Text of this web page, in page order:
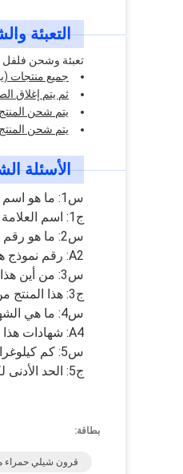
التعبئة
تعبئة وشحن فلفل
جميع منتجات
ثم يتم إغلاق
يتم شحن
يتم شحن
الأسئلة
س1: ما هو اسم العلامة التجارية لهذا المنتج؟
ج1: اسم العلامة التجارية لهذا المنتج هو Yidu Chili.
س2: ما هو رقم نموذج هذا المنتج؟
A2: رقم نموذج هذا المنتج هو New Crop.
س3: من أين هذا المنتج؟
ج3: هذا المنتج من هنان، الصين.
س4: ما هي الشهادات لهذا المنتج؟
A4: شهادات هذا المنتج هي HACCP، ISO، كوشر، MUI.
س5: كم كيلوغرام يمكن طلبها في دفعة واحدة؟
ج5: الحد الأدنى لكمية الطلب لهذا المنتج هو 1 كجم.
بطاقة:
قرون شيلي حمراء